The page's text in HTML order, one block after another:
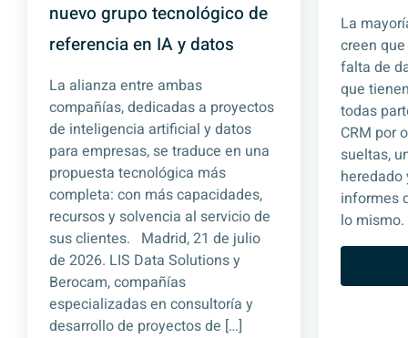
nuevo grupo tecnológico de
referencia en IA y datos
La alianza entre ambas
compañías, dedicadas a proyectos
de inteligencia artificial y datos
para empresas, se traduce en una
propuesta tecnológica más
completa: con más capacidades,
recursos y solvencia al servicio de
sus clientes. Madrid, 21 de julio
de 2026. LIS Data Solutions y
Berocam, compañías
especializadas en consultoría y
desarrollo de proyectos de […]
La
creen
falta de
que
todas
CRM por
sueltas,
informes
lo